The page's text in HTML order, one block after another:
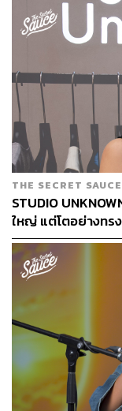
Tokenization เกิด
คาดการณ์ว่าจะเติ
ในปี 2030 การเข้
จึงเป็นการเตรียมพ
โลกธุรกิจในอนาคต
FYI
🔥The Secret
หลังออนไลน์ไ
🔺ใบเดียวคุ้ม! เ
Stage และ
🔺รับชมออนไล
ดูย้อนหลังนาน
– 20 มี.ค. 69 เว
TAGS: ผู้ประกอบการ
The Secret
The Secret
The Secret
THE SECRET
STUDIO
ใหญ่ แต่โตอย่างทร